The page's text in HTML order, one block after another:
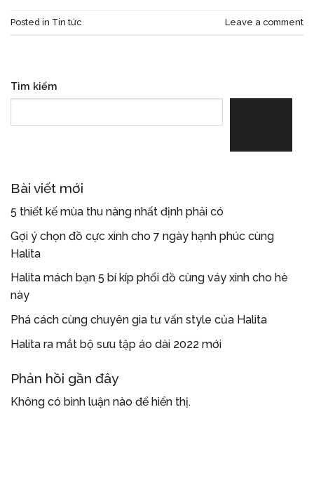
Posted in Tin tức Leave a comment
Tìm kiếm
Bài viết mới
5 thiết kế mùa thu nàng nhất định phải có
Gợi ý chọn đồ cực xinh cho 7 ngày hạnh phúc cùng
Halita
Halita mách bạn 5 bí kíp phối đồ cùng váy xinh cho hè
này
Phá cách cùng chuyên gia tư vấn style của Halita
Halita ra mắt bộ sưu tập áo dài 2022 mới
Phản hồi gần đây
Không có bình luận nào để hiển thị.